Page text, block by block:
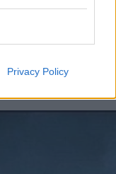
Privacy Policy